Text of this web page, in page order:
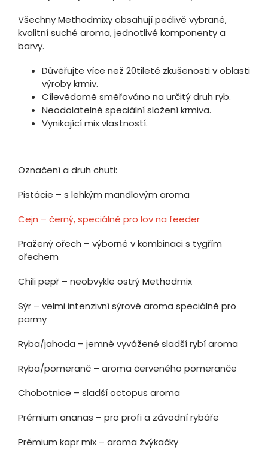
Všechny Methodmixy obsahují pečlivě vybrané,
kvalitní suché aroma, jednotlivé komponenty a
barvy.
Důvěřujte více než 20tileté zkušenosti v oblasti
výroby krmiv.
Cílevědomě směřováno na určitý druh ryb.
Neodolatelné speciální složení krmiva.
Vynikající mix vlastností.
Označení a druh chuti:
Pistácie – s lehkým mandlovým aroma
Cejn – černý, speciálně pro lov na feeder
Pražený ořech – výborné v kombinaci s tygřím
ořechem
Chili pepř – neobvykle ostrý Methodmix
Sýr – velmi intenzivní sýrové aroma speciálně pro
parmy
Ryba/jahoda – jemně vyvážené sladší rybí aroma
Ryba/pomeranč – aroma červeného pomeranče
Chobotnice – sladší octopus aroma
Prémium ananas – pro profi a závodní rybáře
Prémium kapr mix – aroma žvýkačky